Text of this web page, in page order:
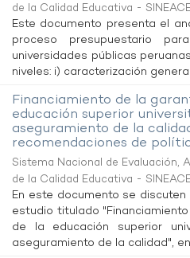
de la Calidad Educativa -
Este documento presenta el
proceso presupuestario
universidades públicas
niveles: i) caracterización
Financiamiento de la
educación superior
aseguramiento de la
recomendaciones de
Sistema Nacional de
de la Calidad Educativa -
En este documento se
estudio titulado
de la educación superior
aseguramiento de la calidad",